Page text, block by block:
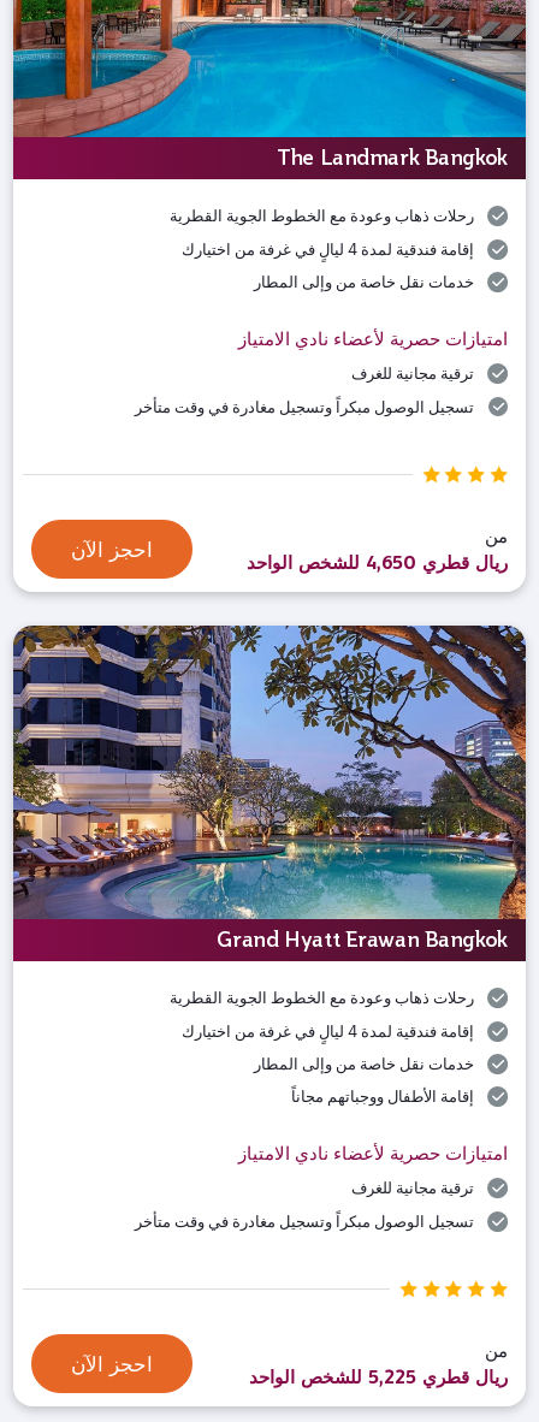
The Landmark Bangkok
رحلات ذهاب وعودة مع الخطوط الجوية القطرية
إقامة فندقية لمدة 4 ليالٍ في غرفة من اختيارك
خدمات نقل خاصة من وإلى المطار
امتيازات حصرية لأعضاء نادي الامتياز
ترقية مجانية للغرف
تسجيل الوصول مبكراً وتسجيل مغادرة في وقت متأخر
من
ريال قطري 4,650 للشخص الواحد
احجز الآن
Grand Hyatt Erawan Bangkok
رحلات ذهاب وعودة مع الخطوط الجوية القطرية
إقامة فندقية لمدة 4 ليالٍ في غرفة من اختيارك
خدمات نقل خاصة من وإلى المطار
إقامة الأطفال ووجباتهم مجاناً
امتيازات حصرية لأعضاء نادي الامتياز
ترقية مجانية للغرف
تسجيل الوصول مبكراً وتسجيل مغادرة في وقت متأخر
من
ريال قطري 5,225 للشخص الواحد
احجز الآن